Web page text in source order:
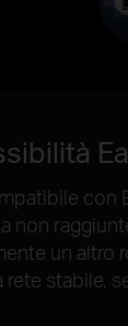
con
non
un altro
rete stabile,